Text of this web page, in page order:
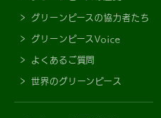
グリーンピースの協力者たち
グリーンピースVoice
よくあるご質問
世界のグリーンピース